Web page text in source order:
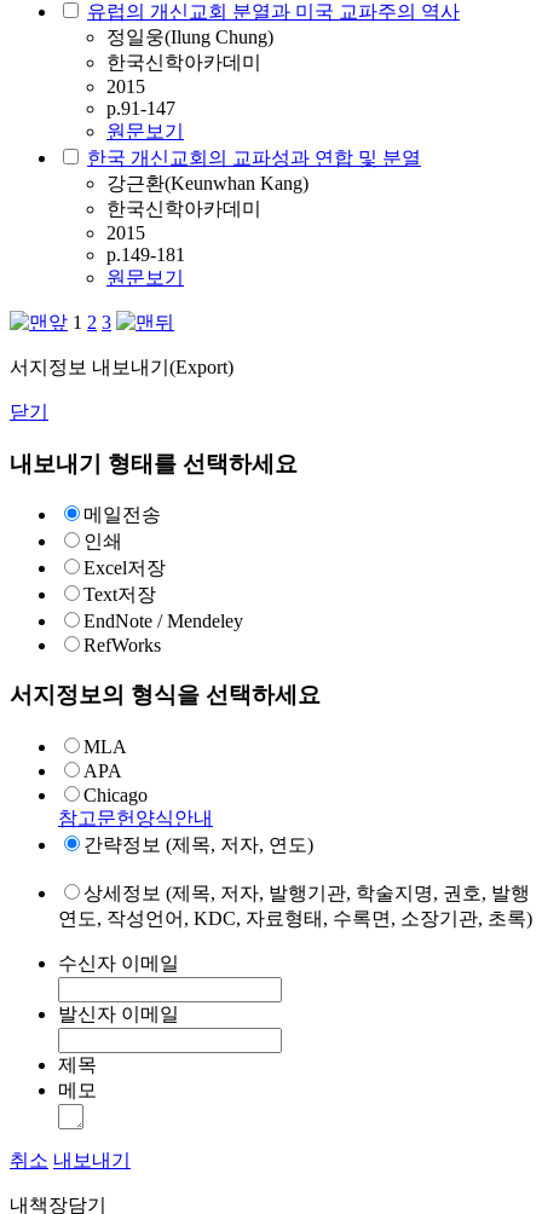
유럽의 개신교회 분열과 미국 교파주의 역사
정일웅(Ilung Chung)
한국신학아카데미
2015
p.91-147
원문보기
한국 개신교회의 교파성과 연합 및 분열
강근환(Keunwhan Kang)
한국신학아카데미
2015
p.149-181
원문보기
1 2 3
서지정보 내보내기(Export)
닫기
내보내기 형태를 선택하세요
메일전송
인쇄
Excel저장
Text저장
EndNote / Mendeley
RefWorks
서지정보의 형식을 선택하세요
MLA
APA
Chicago
참고문헌양식안내
간략정보 (제목, 저자, 연도)
상세정보 (제목, 저자, 발행기관, 학술지명, 권호, 발행
연도, 작성언어, KDC, 자료형태, 수록면, 소장기관, 초록)
수신자 이메일
발신자 이메일
제목
메모
취소 내보내기
내책장담기